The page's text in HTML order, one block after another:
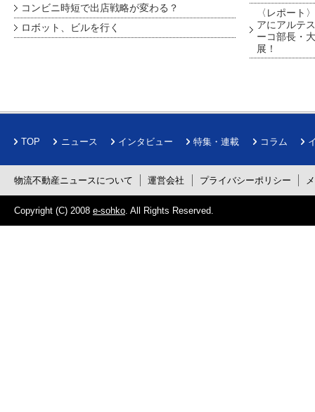
コンビニ時短で出店戦略が変わる？
ロボット、ビルを行く
〈レポート
アにアルテ
ーコ部長・
展！
TOP ニュース インタビュー 特集・連載 コラム
物流不動産ニュースについて 運営会社 プライバシーポリシー
Copyright (C) 2008 e-sohko . All Rights Reserved.